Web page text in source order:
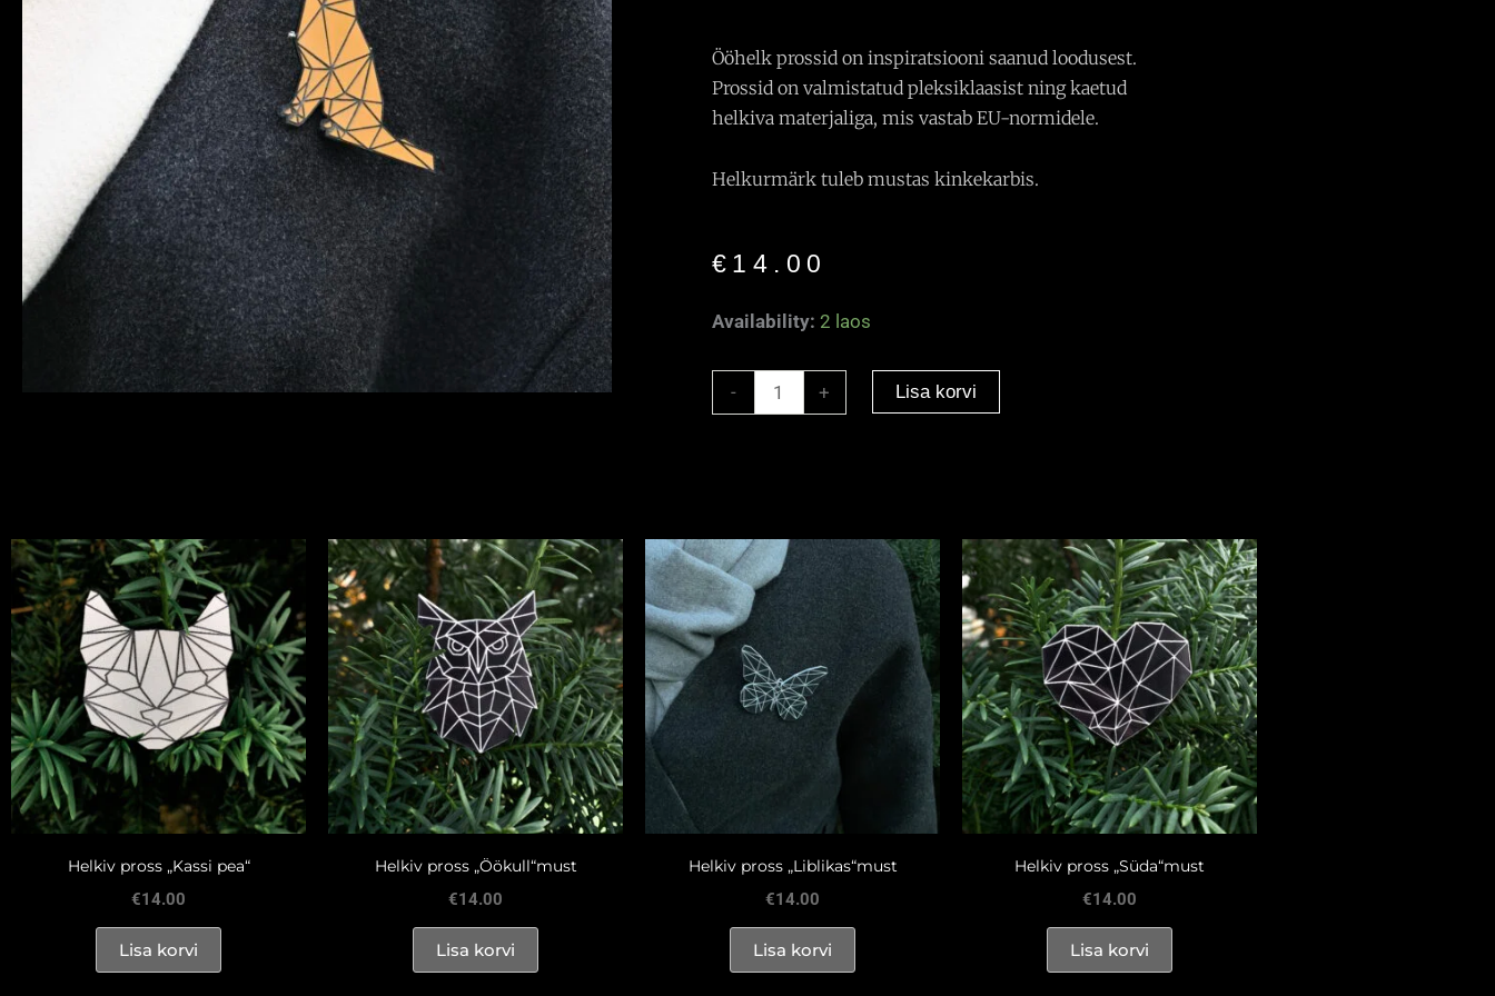
Ööhelk prossid on inspiratsiooni saanud loodusest.
Prossid on valmistatud pleksiklaasist ning kaetud
helkiva materjaliga, mis vastab EU-normidele.
Helkurmärk tuleb mustas kinkekarbis.
€ 14.00
Availability: 2 laos
-
Helkiv
koer”
+ Lisa korvi
Helkiv pross „Kassi pea“
€14.00
Lisa korvi
Helkiv pross „Öökull“must
€14.00
Lisa korvi
Helkiv pross „Liblikas“must
€14.00
Lisa korvi
Helkiv pross „Süda“must
€14.00
Lisa korvi